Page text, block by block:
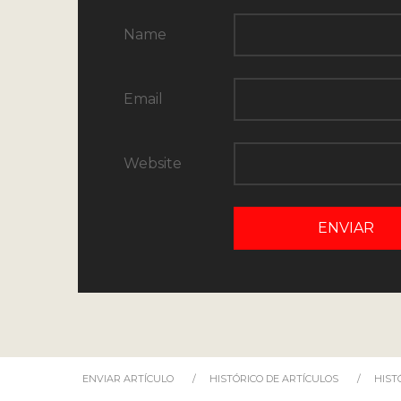
Name
Email
Website
ENVIAR ARTÍCULO HISTÓRICO DE ARTÍCULOS